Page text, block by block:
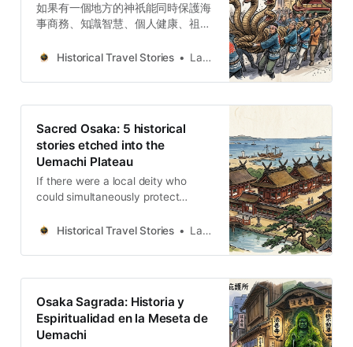
如果有一個地方的神祇能同時保護海
事商務、知識智慧、個人健康、祖先
之靈，你會願意去參拜一下嗎？神聖
能。無論你對宗教有何看法，宗教是
文化的一塊不可或缺的瑰寶，下次到
Historical Travel Stories Lawrence
Sacred Osaka: 5 historical
stories etched into the
Uemachi Plateau
If there were a local deity who
could simultaneously protect
and wisdom, personal health,
ward off misfortune, a deity who
could protect all spirits. Would you
Historical Travel Stories Lawrence
Osaka Sagrada: Historia y
Espiritualidad en la Meseta de
Uemachi